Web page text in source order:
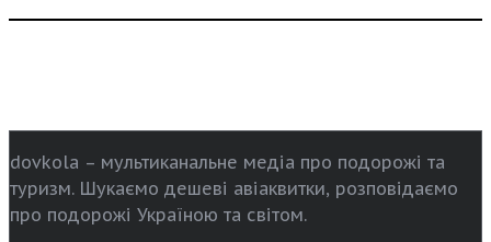
dovkola – мультиканальне медіа про подорожі та
туризм. Шукаємо дешеві авіаквитки, розповідаємо
про подорожі Україною та світом.